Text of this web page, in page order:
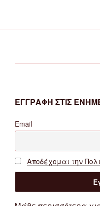
ΕΓΓΡΑΦΗ ΣΤΙΣ
Email
Αποδέχομαι την